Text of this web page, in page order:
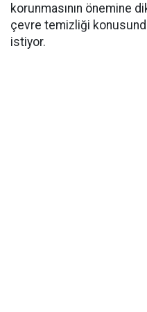
korunmasının önemine
çevre temizliği
istiyor.